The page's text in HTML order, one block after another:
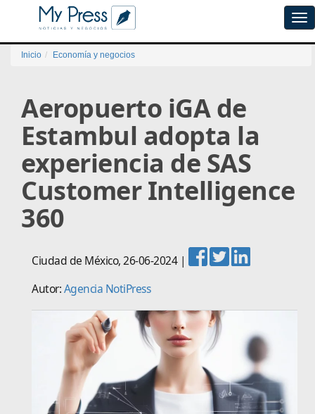
Inicio Economía y negocios
Aeropuerto iGA de
Estambul adopta la
experiencia de SAS
Customer Intelligence
360
Ciudad de México,26-06-2024|
Autor:Agencia NotiPress